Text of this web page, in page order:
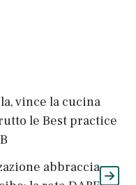
vince la cucina
le Best practice
abbraccia